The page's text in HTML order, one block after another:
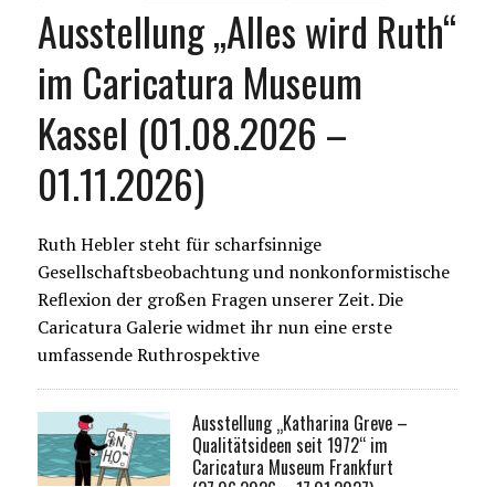
Ausstellung „Alles wird Ruth“
im Caricatura Museum
Kassel (01.08.2026 –
01.11.2026)
Ruth Hebler steht für scharfsinnige
Gesellschaftsbeobachtung und nonkonformistische
Reflexion der großen Fragen unserer Zeit. Die
Caricatura Galerie widmet ihr nun eine erste
umfassende Ruthrospektive
Ausstellung „Katharina Greve –
Qualitätsideen seit 1972“ im
Caricatura Museum Frankfurt